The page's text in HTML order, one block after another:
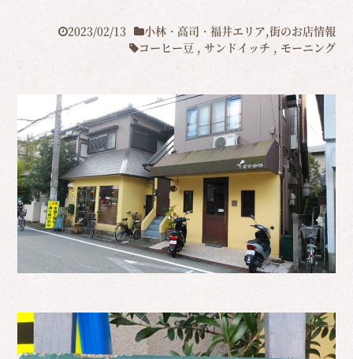
2023/02/13 小林・高司・福井エリア,街のお店情報
コーヒー豆 , サンドイッチ , モーニング